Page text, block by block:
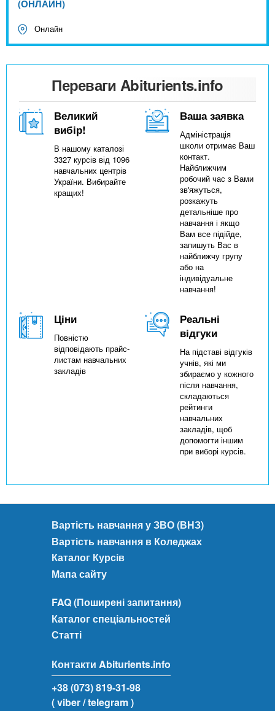
(ОНЛАЙН)
Онлайн
Переваги Abiturients.info
Великий
вибір!
В нашому каталозі
3327 курсів від 1096
навчальних центрів
України. Вибирайте
кращих!
Ваша заявка
Адміністрація
школи отримає Ваш
контакт.
Найближчим
робочий час з Вами
зв'яжуться,
розкажуть
детальніше про
навчання і якщо
Вам все підійде,
запишуть Вас в
найближчу групу
або на
індивідуальне
навчання!
Ціни
Повністю
відповідають прайс-
листам навчальних
закладів
Реальні
відгуки
На підставі відгуків
учнів, які ми
збираємо у кожного
після навчання,
складаються
рейтинги
навчальних
закладів, щоб
допомогти іншим
при виборі курсів.
Вартість навчання у ЗВО (ВНЗ)
Вартість навчання в Коледжах
Каталог Курсів
Мапа сайту
FAQ (Поширені запитання)
Каталог спеціальностей
Статті
Контакти Abiturients.info
+38 (073) 819-31-98
( viber/ telegram )